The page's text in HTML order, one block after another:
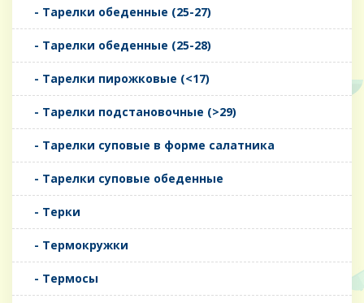
- Тарелки обеденные (25-27)
- Тарелки обеденные (25-28)
- Тарелки пирожковые (<17)
- Тарелки подстановочные (>29)
- Тарелки суповые в форме салатника
- Тарелки суповые обеденные
- Терки
- Термокружки
- Термосы